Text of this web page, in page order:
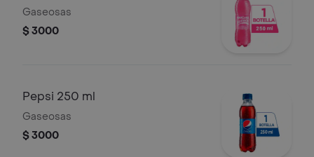
Gaseosas
$ 3000
Pepsi 250 ml
Gaseosas
$ 3000